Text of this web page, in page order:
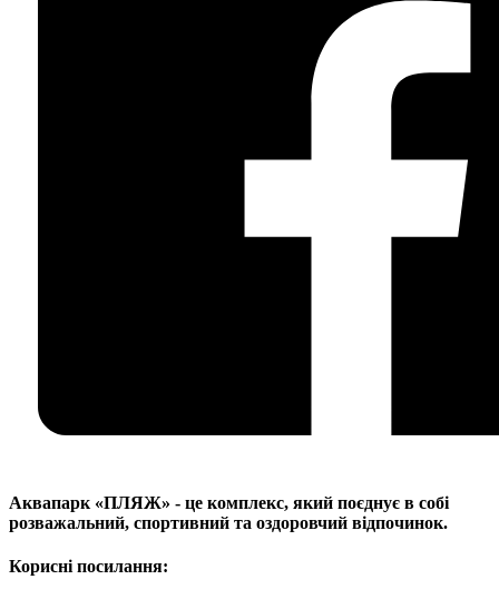
Аквапарк «ПЛЯЖ» - це комплекс, який поєднує в собі
розважальний, спортивний та оздоровчий відпочинок.
Корисні посилання: